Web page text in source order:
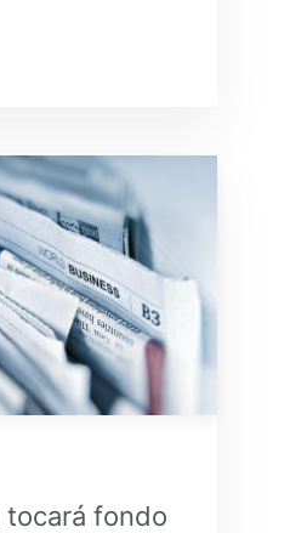
tocará fondo